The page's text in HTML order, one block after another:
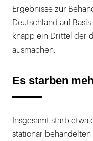
Ergebnisse zur
Deutschland auf
knapp ein Drittel der
ausmachen.
Es starben
Insgesamt starb
stationär